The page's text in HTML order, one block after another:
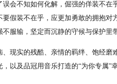
不知如何化解，倔强的佯装不在
要假装不在乎，应更加勇敢的拥抱
服输，坚定而沉静的守候与保护里
实的残酷、亲情的羁绊、饱经磨
以及品冠用音乐打造的“为你专属”